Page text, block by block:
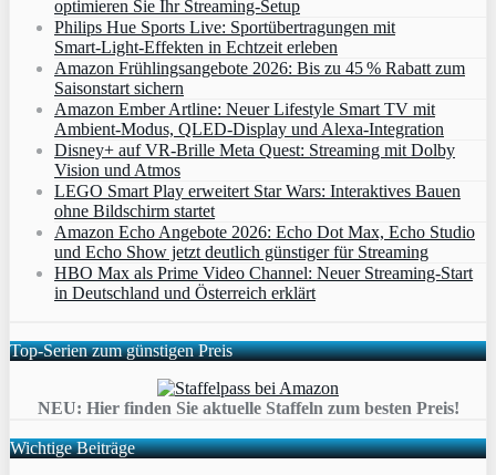
optimieren Sie Ihr Streaming-Setup
Philips Hue Sports Live: Sportübertragungen mit
Smart‑Light‑Effekten in Echtzeit erleben
Amazon Frühlingsangebote 2026: Bis zu 45 % Rabatt zum
Saisonstart sichern
Amazon Ember Artline: Neuer Lifestyle Smart TV mit
Ambient‑Modus, QLED‑Display und Alexa‑Integration
Disney+ auf VR-Brille Meta Quest: Streaming mit Dolby
Vision und Atmos
LEGO Smart Play erweitert Star Wars: Interaktives Bauen
ohne Bildschirm startet
Amazon Echo Angebote 2026: Echo Dot Max, Echo Studio
und Echo Show jetzt deutlich günstiger für Streaming
HBO Max als Prime Video Channel: Neuer Streaming‑Start
in Deutschland und Österreich erklärt
Top-Serien zum günstigen Preis
NEU: Hier finden Sie aktuelle Staffeln zum besten Preis!
Wichtige Beiträge